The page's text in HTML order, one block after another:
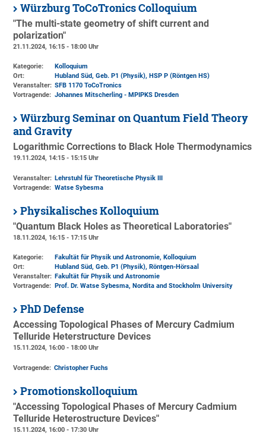
Würzburg ToCoTronics Colloquium
"The multi-state geometry of shift current and
polarization"
21.11.2024, 16:15 - 18:00 Uhr
Kategorie:
Kolloquium
Ort:
Hubland Süd, Geb. P1 (Physik), HSP P (Röntgen HS)
Veranstalter: SFB 1170 ToCoTronics
Vortragende: Johannes Mitscherling - MPIPKS Dresden
Würzburg Seminar on Quantum Field Theory
and Gravity
Logarithmic Corrections to Black Hole Thermodynamics
19.11.2024, 14:15 - 15:15 Uhr
Veranstalter: Lehrstuhl für Theoretische Physik III
Vortragende: Watse Sybesma
Physikalisches Kolloquium
"Quantum Black Holes as Theoretical Laboratories"
18.11.2024, 16:15 - 17:15 Uhr
Kategorie:
Fakultät für Physik und Astronomie, Kolloquium
Ort:
Hubland Süd, Geb. P1 (Physik), Röntgen-Hörsaal
Veranstalter: Fakultät für Physik und Astronomie
Vortragende:
Prof. Dr. Watse Sybesma, Nordita and Stockholm University
PhD Defense
Accessing Topological Phases of Mercury Cadmium
Telluride Heterstructure Devices
15.11.2024, 16:00 - 18:00 Uhr
Vortragende: Christopher Fuchs
Promotionskolloquium
"Accessing Topological Phases of Mercury Cadmium
Telluride Heterostructure Devices"
15.11.2024, 16:00 - 17:30 Uhr